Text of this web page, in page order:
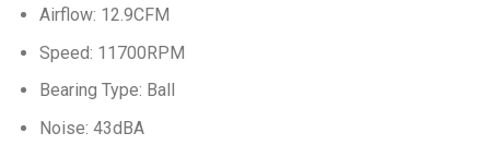
Airflow: 12.9CFM
Speed: 11700RPM
Bearing Type: Ball
Noise: 43dBA